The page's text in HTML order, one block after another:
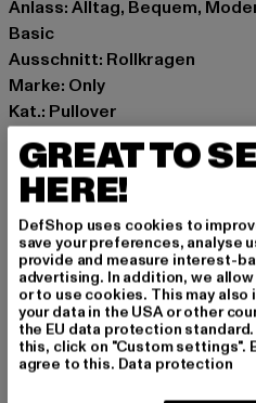
Anlass: Alltag, Bequem,
Basic
Ausschnitt: Rollkragen
Marke: Only
Kat.: Pullover
Farbe: beige
Hersteller Farbe: pumice
Materialzusammensetzung:
3% Elasthan
Art.Nr: 15306541-14160
Hersteller: Bestseller
info@bestseller.com
Schöneberger Straße 15 |
GREAT TO
HERE!
DefShop uses cookies to
save your preferences, analyse
provide and measure interest-
advertising. In addition, we
or to use cookies. This may
your data in the USA or other
the EU data protection
this, click on "Custom settings".
agree to this. Data protection